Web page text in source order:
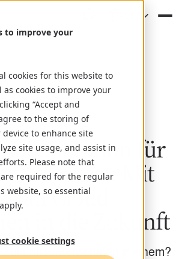
to improve your
cookies for this website to
cookies to improve your
“Accept and
to the storing of
device to enhance site
site usage, and assist in
Please note that
required for the regular
website, so essential
cookie settings
Kollaboration für
Naturkost: Mit
Cloud
in die Zukunft
Zukunftsunternehmen in einem?